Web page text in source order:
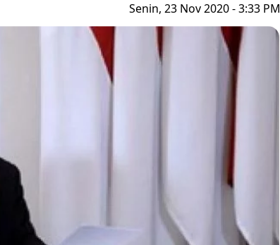
Senin, 23 Nov 2020 - 3:33 PM